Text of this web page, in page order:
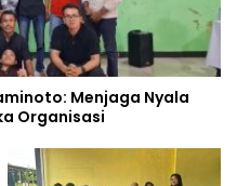
Menjaga Nyala
Organisasi